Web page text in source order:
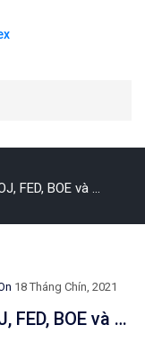
FED, BOE và …
18 Tháng Chín, 2021
BOE và …